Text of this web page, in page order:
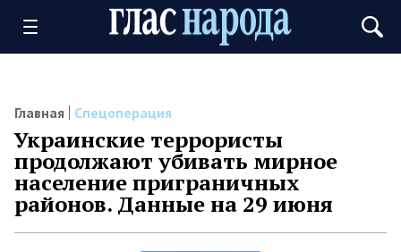
Главная Спецоперация
Украинские террористы
продолжают убивать мирное
население приграничных
районов. Данные на 29 июня